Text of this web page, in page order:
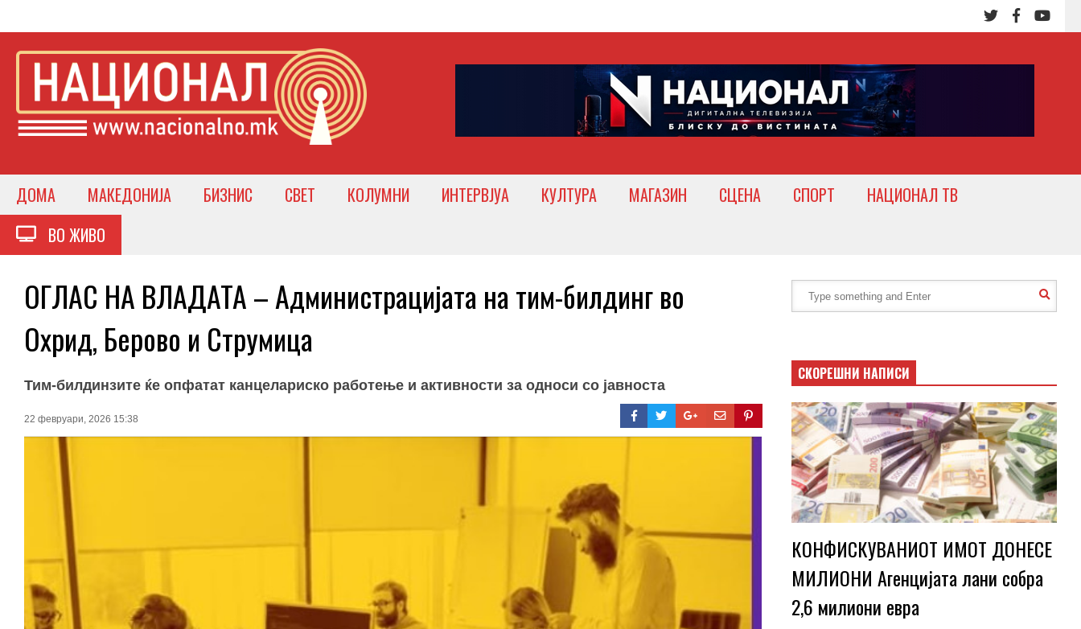
ДОМА МАКЕДОНИЈА БИЗНИС СВЕТ КОЛУМНИ ИНТЕРВЈУА КУЛТУРА МАГАЗИН СЦЕНА СПОРТ
НАЦИОНАЛ ТВ
ВО ЖИВО
ОГЛАС НА ВЛАДАТА – Администрацијата на тим-билдинг во
Охрид, Берово и Струмица
Тим-билдинзите ќе опфатат канцелариско работење и активности за односи со јавноста
22 февруари, 2026 15:38
СКОРЕШНИ НАПИСИ
КОНФИСКУВАНИОТ ИМОТ ДОНЕСЕ
МИЛИОНИ Агенцијата лани собра
2,6 милиони евра